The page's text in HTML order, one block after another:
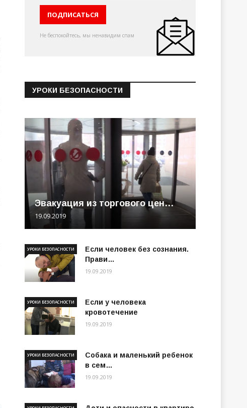
Не беспокойтесь, мы ненавидим спам
УРОКИ БЕЗОПАСНОСТИ
Эвакуация из торгового цен…
19.09.2019
Если человек без сознания.
Прави…
УРОКИ БЕЗОПАСНОСТИ
19.09.2019
Если у человека
кровотечение
УРОКИ БЕЗОПАСНОСТИ
19.09.2019
Собака и маленький ребенок
в сем…
УРОКИ БЕЗОПАСНОСТИ
19.09.2019